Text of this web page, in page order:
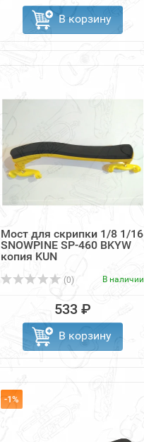
В корзину
Мост для скрипки 1/8 1/16
SNOWPINE SP-460 BKYW
копия KUN
(0) В наличии
533 ₽
В корзину
-1%